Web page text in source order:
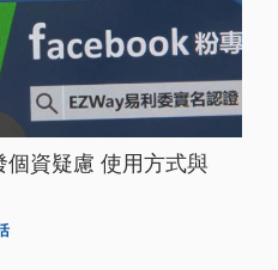
資疑慮 使用方式與